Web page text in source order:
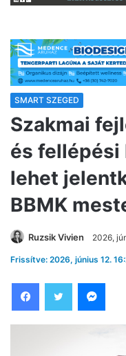
SMART SZEGED
Szakmai
és fellépési
lehet
BBMK
Ruzsik Vivien 2026,
Frissítve: 2026, június 12.